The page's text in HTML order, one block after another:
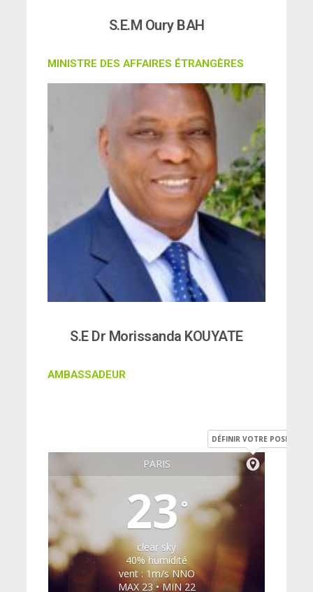
S.E.M Oury BAH
MINISTRE DES AFFAIRES ÉTRANGÈRES
S.E Dr Morissanda KOUYATE
AMBASSADEUR
PARIS
DÉFINIR VOTRE POSITION
23°
clear sky
40% humidité
vent : 1m/s NNO
MAX 23 • MIN 22